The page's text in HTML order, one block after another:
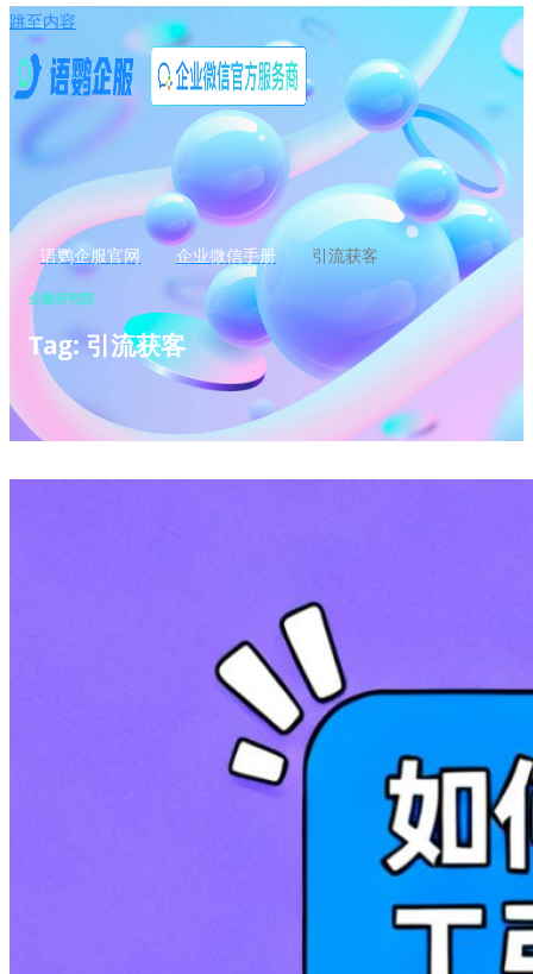
跳至内容
语鹦企服官网 企业微信手册 引流获客
企微研究院
Tag: 引流获客